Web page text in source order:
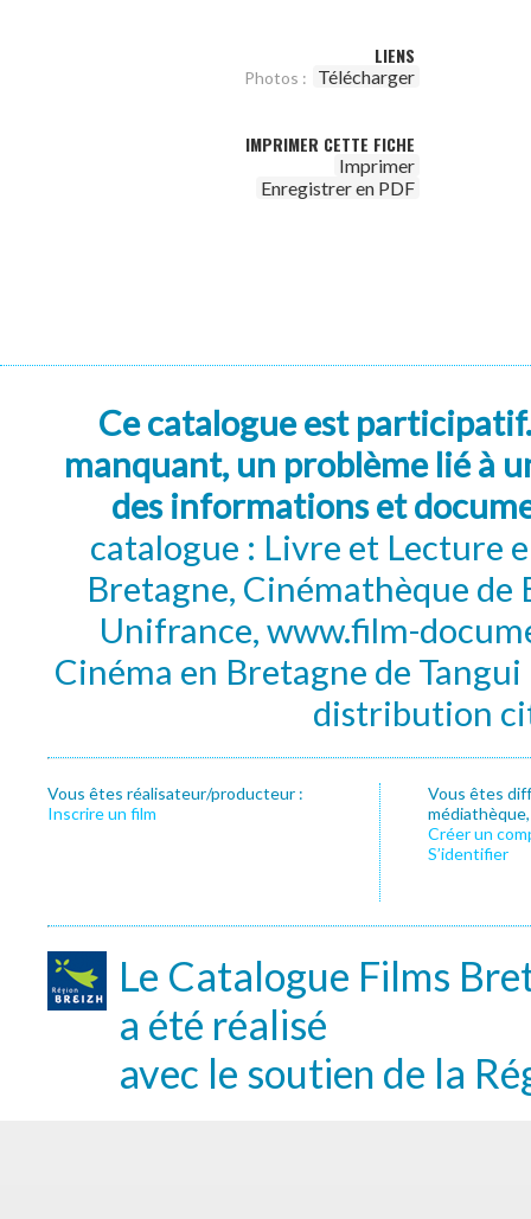
LIENS
Photos : Télécharger
IMPRIMER CETTE FICHE
Imprimer
Enregistrer en PDF
Ce catalogue est
manquant, un problème lié à
des informations et
catalogue : Livre et Lecture
Bretagne, Cinémathèque de
Unifrance, www.film-
Cinéma en Bretagne de
distribution
Vous êtes réalisateur/producteur :
Inscrire un film
Vous êtes
Créer un
S’identifier
Le Catalogue Films
a été réalisé
avec le soutien de la